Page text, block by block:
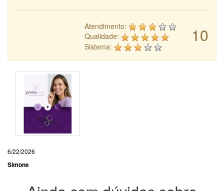
10
Atendimento:
Qualidade:
Sistema:
6/22/2026
Simone